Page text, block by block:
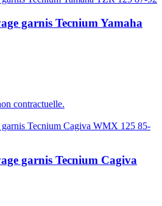
garnis Tecnium Yamaha
contractuelle.
garnis Tecnium Cagiva